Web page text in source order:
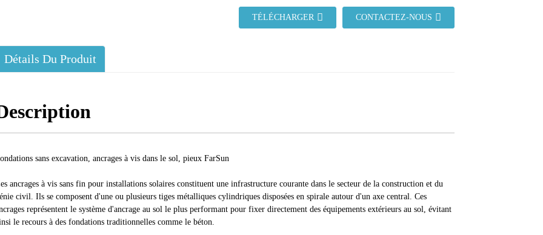
TÉLÉCHARGER CONTACTEZ-NOUS
Détails Du Produit
sans excavation, ancrages à vis dans le sol, pieux FarSun
ancrages à vis sans fin pour installations solaires constituent une infrastructure courante dans le secteur de la construction et du
civil. Ils se composent d'une ou plusieurs tiges métalliques cylindriques disposées en spirale autour d'un axe central. Ces
représentent le système d'ancrage au sol le plus performant pour fixer directement des équipements extérieurs au sol, évitant
le recours à des fondations traditionnelles comme le béton.